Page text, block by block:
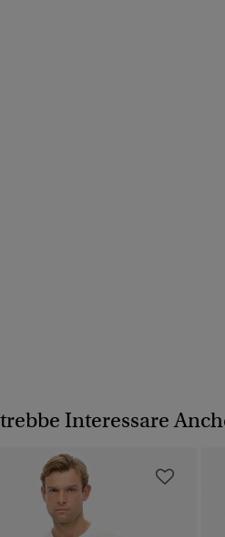
Interessare